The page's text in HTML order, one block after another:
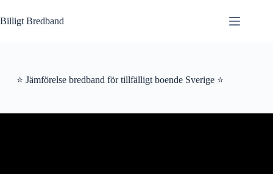
till
innehåll
Billigt Bredband
⭐ Jämförelse bredband för tillfälligt boende Sverige ⭐